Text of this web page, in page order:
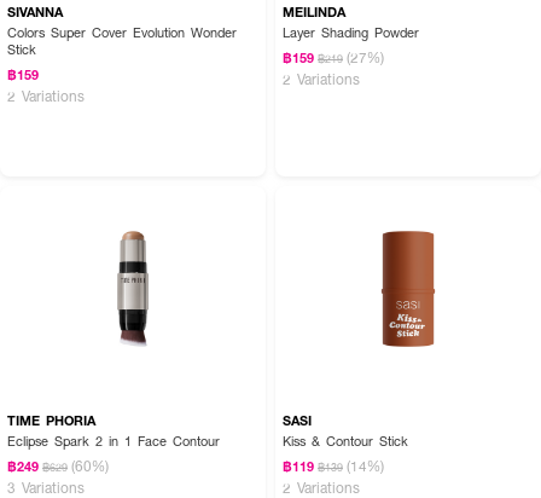
SIVANNA
Colors Super Cover Evolution Wonder
Stick
฿159
2 Variations
MEILINDA
Layer Shading Powder
฿159 ฿219 (27%)
2 Variations
TIME PHORIA
Eclipse Spark 2 in 1 Face Contour
฿249 ฿629 (60%)
3 Variations
SASI
Kiss & Contour Stick
฿119 ฿139 (14%)
2 Variations